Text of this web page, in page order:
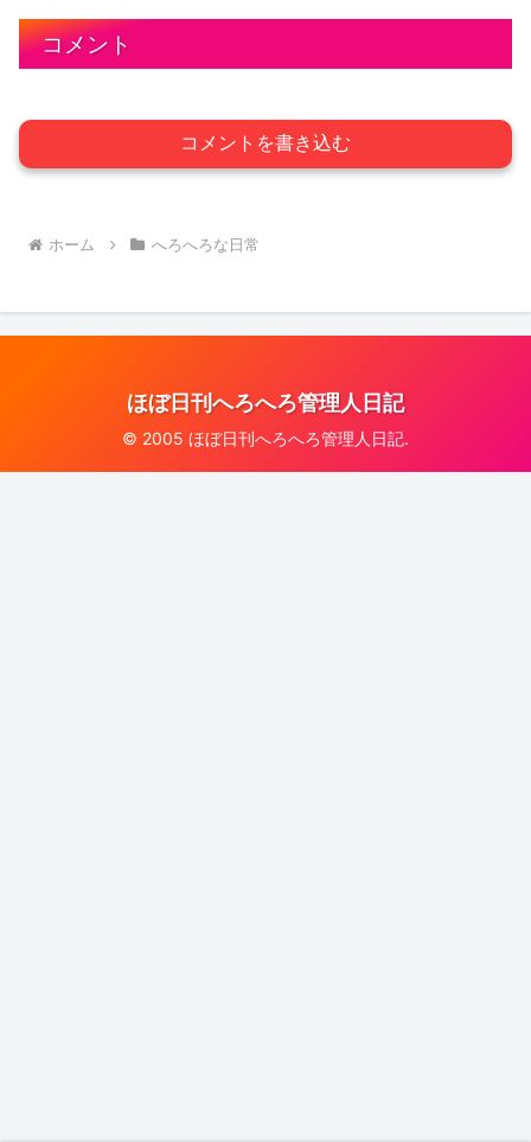
コメント
コメントを書き込む
ホーム へろへろな日常
ほぼ日刊へろへろ管理人日記
© 2005 ほぼ日刊へろへろ管理人日記.